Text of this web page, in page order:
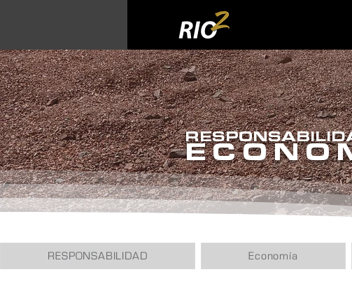
RESPONSABILIDAD Economía